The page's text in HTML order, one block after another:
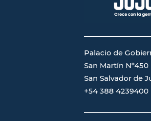
Palacio de
San Martín Nº450
San Salvador de
+54 388 4239400